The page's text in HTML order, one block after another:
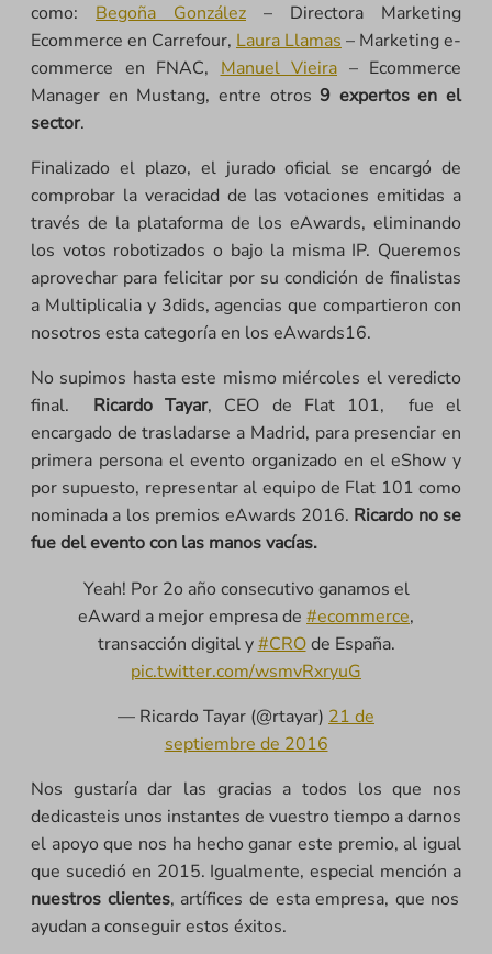
como: Begoña González – Directora Marketing
Ecommerce en Carrefour, Laura Llamas– Marketing e-
commerce en FNAC,Manuel Vieira – Ecommerce
Manager en Mustang, entre otros 9 expertos en el
sector.
Finalizado el plazo, el jurado oficial se encargó de
comprobar la veracidad de las votaciones emitidas a
través de la plataforma de los eAwards, eliminando
los votos robotizados o bajo la misma IP. Queremos
aprovechar para felicitar por su condición de finalistas
a Multiplicalia y 3dids, agencias que compartieron con
nosotros esta categoría en los eAwards16.
No supimos hasta este mismo miércoles el veredicto
final. Ricardo Tayar, CEO de Flat 101, fue el
encargado de trasladarse a Madrid, para presenciar en
primera persona el evento organizado en el eShow y
por supuesto, representar al equipo de Flat 101 como
nominada a los premios eAwards 2016. Ricardo no se
fue del evento con las manos vacías.
Yeah! Por 2o año consecutivo ganamos el
eAward a mejor empresa de #ecommerce,
transacción digital y#CROde España.
pic.twitter.com/wsmvRxryuG
— Ricardo Tayar (@rtayar) 21 de
septiembre de 2016
Nos gustaría dar las gracias a todos los que nos
dedicasteis unos instantes de vuestro tiempo a darnos
el apoyo que nos ha hecho ganar este premio, al igual
que sucedió en 2015. Igualmente, especial mención a
nuestros clientes, artífices de esta empresa, que nos
ayudan a conseguir estos éxitos.